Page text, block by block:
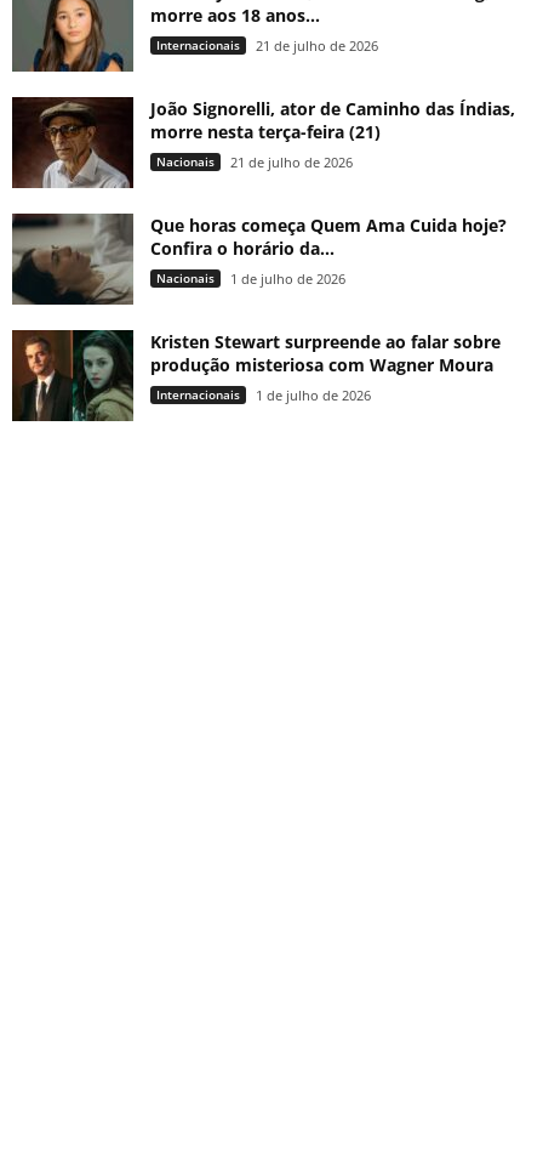
morre aos 18 anos...
Internacionais 21 de julho de 2026
João Signorelli, ator de Caminho das Índias,
morre nesta terça-feira (21)
Nacionais 21 de julho de 2026
Que horas começa Quem Ama Cuida hoje?
Confira o horário da...
Nacionais 1 de julho de 2026
Kristen Stewart surpreende ao falar sobre
produção misteriosa com Wagner Moura
Internacionais 1 de julho de 2026